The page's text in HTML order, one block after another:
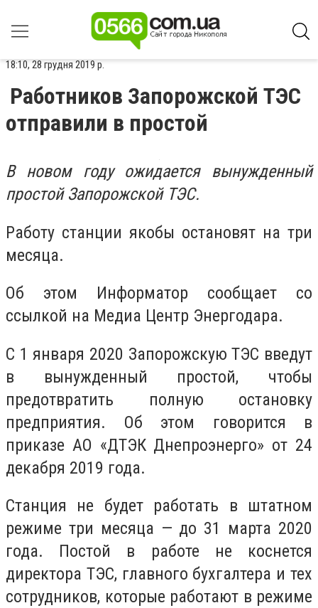
18:10, 28 грудня 2019 р.
Работников Запорожской ТЭС
отправили в простой
В новом году ожидается вынужденный
простой Запорожской ТЭС.
Работу станции якобы остановят на три
месяца.
Об этом Информатор сообщает со
ссылкой на Медиа Центр Энергодара.
С 1 января 2020 Запорожскую ТЭС введут
в вынужденный простой, чтобы
предотвратить полную остановку
предприятия. Об этом говорится в
приказе АО «ДТЭК Днепроэнерго» от 24
декабря 2019 года.
Станция не будет работать в штатном
режиме три месяца — до 31 марта 2020
года. Постой в работе не коснется
директора ТЭС, главного бухгалтера и тех
сотрудников, которые работают в режиме